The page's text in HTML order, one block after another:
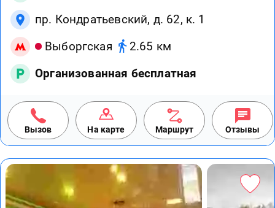
пр. Кондратьевский, д. 62, к. 1
Выборгская
2.65 км
Организованная бесплатная
Вызов На карте Маршрут Отзывы